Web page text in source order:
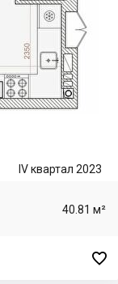
IV квартал 2023
40.81 м²
